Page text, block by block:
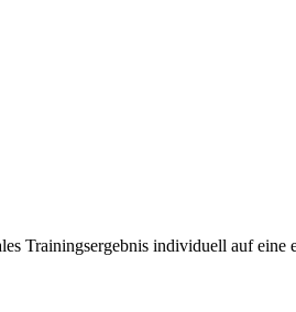
Trainingsergebnis individuell auf eine